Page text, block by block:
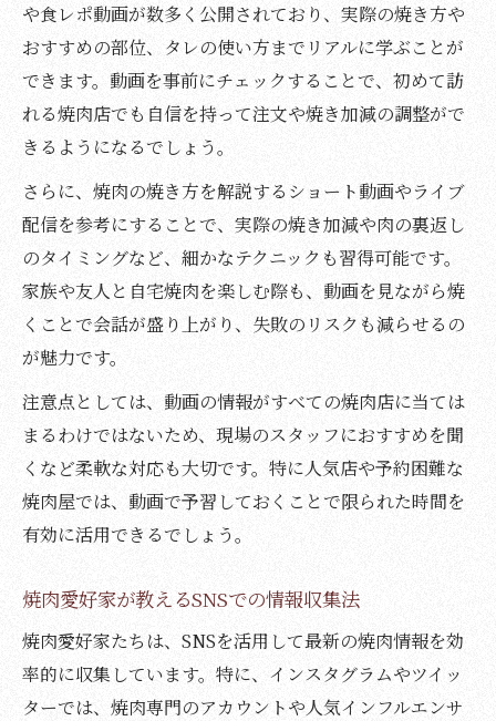
や食レポ動画が数多く公開されており、実際の焼き方や
おすすめの部位、タレの使い方までリアルに学ぶことが
できます。動画を事前にチェックすることで、初めて訪
れる焼肉店でも自信を持って注文や焼き加減の調整がで
きるようになるでしょう。
さらに、焼肉の焼き方を解説するショート動画やライブ
配信を参考にすることで、実際の焼き加減や肉の裏返し
のタイミングなど、細かなテクニックも習得可能です。
家族や友人と自宅焼肉を楽しむ際も、動画を見ながら焼
くことで会話が盛り上がり、失敗のリスクも減らせるの
が魅力です。
注意点としては、動画の情報がすべての焼肉店に当ては
まるわけではないため、現場のスタッフにおすすめを聞
くなど柔軟な対応も大切です。特に人気店や予約困難な
焼肉屋では、動画で予習しておくことで限られた時間を
有効に活用できるでしょう。
焼肉愛好家が教えるSNSでの情報収集法
焼肉愛好家たちは、SNSを活用して最新の焼肉情報を効
率的に収集しています。特に、インスタグラムやツイッ
ターでは、焼肉専門のアカウントや人気インフルエンサ